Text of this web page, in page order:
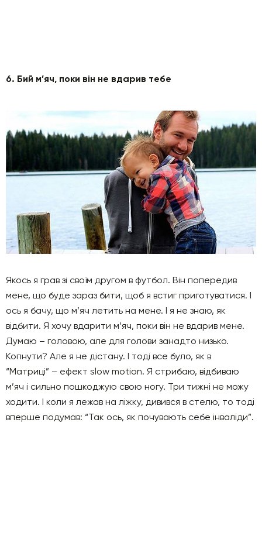
6. Бий м’яч, поки він не вдарив тебе
Якось я грав зі своїм другом в футбол. Він попередив
мене, що буде зараз бити, щоб я встиг приготуватися. І
ось я бачу, що м’яч летить на мене. І я не знаю, як
відбити. Я хочу вдарити м’яч, поки він не вдарив мене.
Думаю – головою, але для голови занадто низько.
Копнути? Але я не дістану. І тоді все було, як в
“Матриці” – ефект slow motion. Я стрибаю, відбиваю
м’яч і сильно пошкоджую свою ногу. Три тижні не можу
ходити. І коли я лежав на ліжку, дивився в стелю, то тоді
вперше подумав: “Так ось, як почувають себе інваліди”.